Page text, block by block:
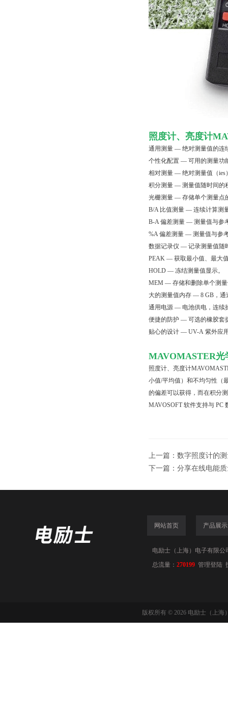
照度计、亮度计
通用测量 — 绝对测量值的连
个性化配置 — 可用的测量功
相对测量 — 绝对测量值（
积分测量 — 测量值随时间的
光栅测量 — 存储单个测量点
B/A 比值测量 — 连续计算测
B-A 偏差测量 — 测量值与参
%A 偏差测量 — 测量值与参
数据记录仪 — 记录测量值随
PEAK — 获取最小值、最大
HOLD — 冻结测量值显示。
MEM — 存储和删除单个测
大的测量值内存 — 8 GB，通
通用电源 — 电池供电，连续
便捷的防护 — 可选的橡胶套
贴心的设计 — UV-A 紫外应
MAVOMASTER光
照度计、亮度计
小值/平均值）和不均匀性（
的偏差可以获得，而在积分
MAVOSOFT 软件支持与 PC
上一篇： 数字照度计的
下一篇： 分享在线电能
网站首页 产品展示
电励士（上海）电子有限公
总流量： 270199 管理登陆
版权所有 © 2026 电励士（上